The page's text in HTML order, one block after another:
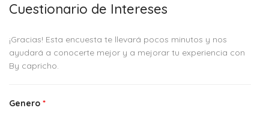
Cuestionario de Intereses
¡Gracias! Esta encuesta te llevará pocos minutos y nos
ayudará a conocerte mejor y a mejorar tu experiencia con
By capricho.
Genero *